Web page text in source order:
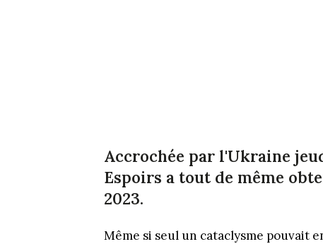
Accrochée par l'Ukraine
Espoirs a tout de même
2023.
Même si seul un cataclysme pouvait